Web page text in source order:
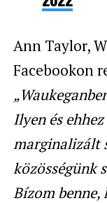
Ann Taylor,
Facebookon
Ilyen és
marginalizált
közösségünk
Bízom